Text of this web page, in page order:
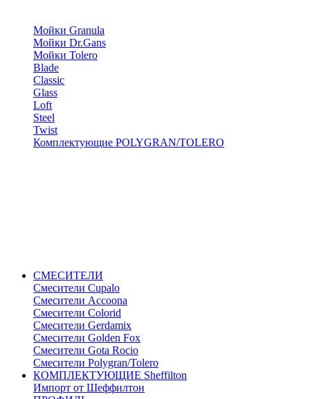
Мойки Granula
Мойки Dr.Gans
Мойки Tolero
Blade
Classic
Glass
Loft
Steel
Twist
Комплектующие POLYGRAN/TOLERO
СМЕСИТЕЛИ
Cмесители Cupalo
Смесители Accoona
Смесители Colorid
Смесители Gerdamix
Смесители Golden Fox
Смесители Gota Rocio
Смесители Polygran/Tolero
КОМПЛЕКТУЮЩИЕ Sheffilton
Импорт от Шеффилтон